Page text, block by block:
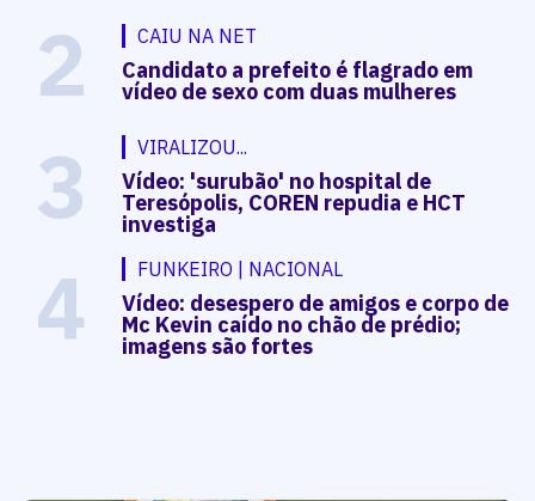
2 CAIU NA NET
Candidato a prefeito é flagrado em
vídeo de sexo com duas mulheres
3 VIRALIZOU...
Vídeo: 'surubão' no hospital de
Teresópolis, COREN repudia e HCT
investiga
4 FUNKEIRO | NACIONAL
Vídeo: desespero de amigos e corpo de
Mc Kevin caído no chão de prédio;
imagens são fortes